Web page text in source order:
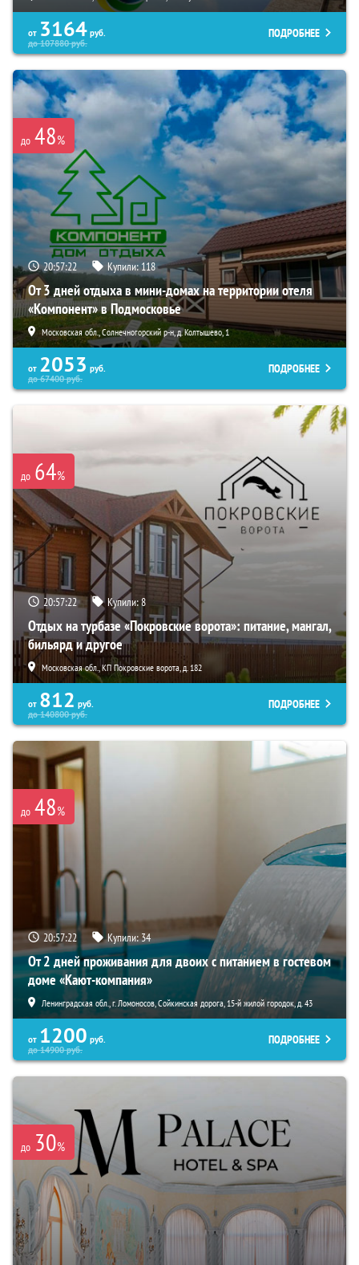
от 3164 руб.
до107880руб.
ПОДРОБНЕЕ
до 48%
20:57:21 Купили: 118
От 3 дней отдыха в мини-домах на территории отеля
«Компонент» в Подмосковье
Московская обл., Солнечногорский р-н, д. Колтышево, 1
от 2053 руб.
до67400руб.
ПОДРОБНЕЕ
до 64%
20:57:21 Купили:8
Отдых на турбазе «Покровские ворота»: питание, мангал,
бильярд и другое
Московская обл., КП Покровские ворота, д. 182
от 812 руб.
до140800руб.
ПОДРОБНЕЕ
до 48%
20:57:21 Купили:34
От 2 дней проживания для двоих с питанием в гостевом
доме «Кают-компания»
Ленинградская обл., г. Ломоносов, Сойкинская дорога, 15-й жилой городок, д. 43
от 1200 руб.
до14900руб.
ПОДРОБНЕЕ
до 30%